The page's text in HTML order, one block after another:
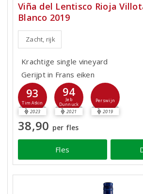
Viña del Lentisco Rioja
Blanco 2019
Zacht, rijk
Krachtige single vineyard
Gerijpt in Frans eiken
93
Tim Atkin
2023
94
Jeb
Dunnuck
2021
Perswijn
2019
38,90 per fles
Fles